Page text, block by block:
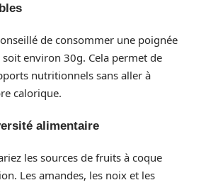
de consommer une poignée
environ 30g. Cela permet de
nutritionnels sans aller à
calorique.
alimentaire
les sources de fruits à coque
Les amandes, les noix et les